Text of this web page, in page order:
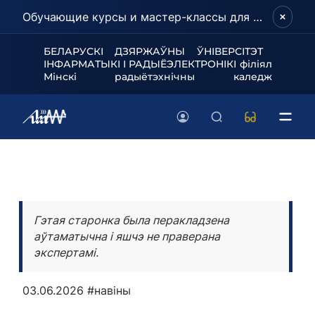
Обучающие курсы и мастер-классы для школьников и абитуриентов!
БЕЛАРУСКІ ДЗЯРЖАЎНЫ ЎНІВЕРСІТЭТ
ІНФАРМАТЫКІ І РАДЫЁЭЛЕКТРОНІКІ філіял
Мінскі радыётэхнічны каледж
Гэтая старонка была перакладзена
аўтаматычна і яшчэ не праверана
экспертамі.
03.06.2026 #навіны